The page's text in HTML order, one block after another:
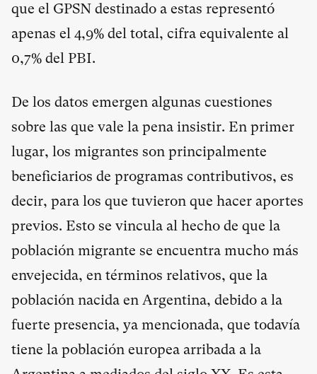
que el GPSN destinado a estas representó
apenas el 4,9% del total, cifra equivalente al
0,7% del PBI.
De los datos emergen algunas cuestiones
sobre las que vale la pena insistir. En primer
lugar, los migrantes son principalmente
beneficiarios de programas contributivos, es
decir, para los que tuvieron que hacer aportes
previos. Esto se vincula al hecho de que la
población migrante se encuentra mucho más
envejecida, en términos relativos, que la
población nacida en Argentina, debido a la
fuerte presencia, ya mencionada, que todavía
tiene la población europea arribada a la